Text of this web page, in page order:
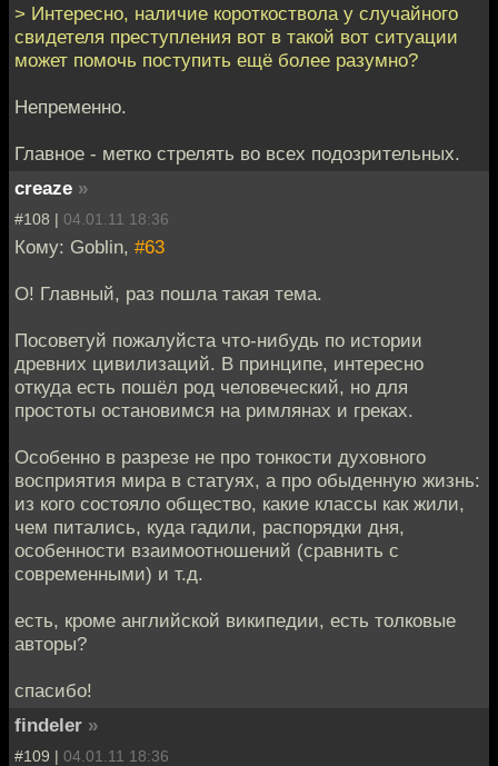
> Интересно, наличие короткоствола у случайного
свидетеля преступления вот в такой вот ситуации
может помочь поступить ещё более разумно?
Непременно.
Главное - метко стрелять во всех подозрительных.
creaze »
#108 | 04.01.11 18:36
Кому: Goblin, #63
О! Главный, раз пошла такая тема.
Посоветуй пожалуйста что-нибудь по истории
древних цивилизаций. В принципе, интересно
откуда есть пошёл род человеческий, но для
простоты остановимся на римлянах и греках.
Особенно в разрезе не про тонкости духовного
восприятия мира в статуях, а про обыденную жизнь:
из кого состояло общество, какие классы как жили,
чем питались, куда гадили, распорядки дня,
особенности взаимоотношений (сравнить с
современными) и т.д.
есть, кроме английской википедии, есть толковые
авторы?
спасибо!
findeler »
#109 | 04.01.11 18:36